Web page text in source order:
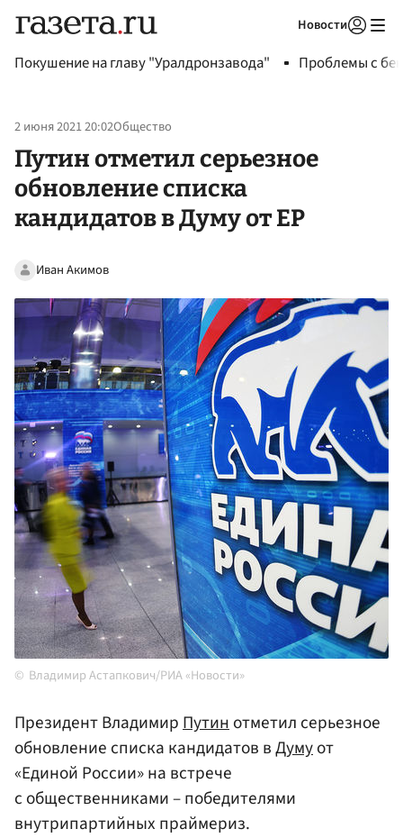
Новости
Покушение на главу "Уралдронзавода" Проблемы с
2 июня 2021 20:02Общество
Путин отметил серьезное
обновление списка
кандидатов в Думу от ЕР
Иван Акимов
Владимир Астапкович/РИА «Новости»
Президент ВладимирПутинотметил серьезное
обновление списка кандидатов вДумуот
«Единой России» на встрече
с общественниками – победителями
внутрипартийных праймериз.